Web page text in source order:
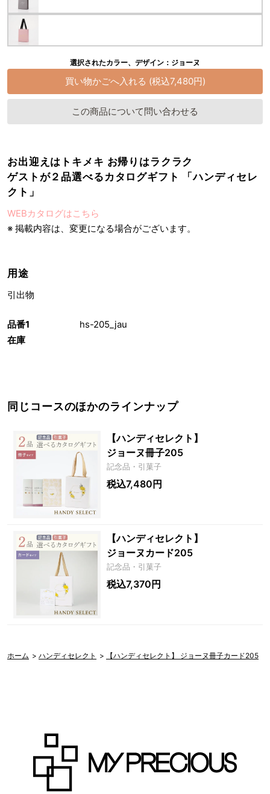
品番1
hs-205_jau
在庫
選択されたカラー、デザイン：ジョーヌ
この商品について問い合わせる
お出迎えはトキメキ お帰りはラクラク
ゲストが２品選べるカタログギフト 「ハンディセレ
クト」
WEBカタログはこちら
※ 掲載内容は、変更になる場合がございます。
用途
引出物
同じコースのほかのラインナップ
【ハンディセレクト】
ジョーヌ冊子205
記念品・引菓子
税込7,480円
【ハンディセレクト】
ジョーヌカード205
記念品・引菓子
税込7,370円
ホーム > ハンディセレクト > 【ハンディセレクト】 ジョーヌ冊子カード205